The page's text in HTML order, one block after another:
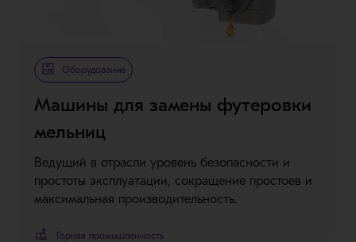
Metso PlusОборудование
Машины для замены футеровки
мельниц
Ведущий в отрасли уровень безопасности и
простоты эксплуатации, сокращение простоев и
максимальная производительность.
Горная промышленность